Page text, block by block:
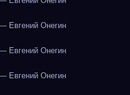
Евгений Онегин
Евгений Онегин
Евгений Онегин